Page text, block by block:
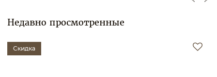
Недавно просмотренные
Скидка